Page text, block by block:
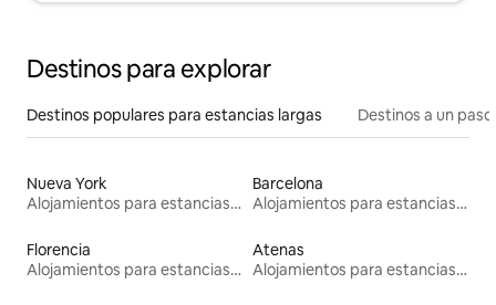
Destinos para explorar
Destinos populares para estancias largas Destinos a un
Nueva York
Alojamientos para estancias largas
Barcelona
Alojamientos para estancias largas
Florencia
Alojamientos para estancias largas
Atenas
Alojamientos para estancias largas